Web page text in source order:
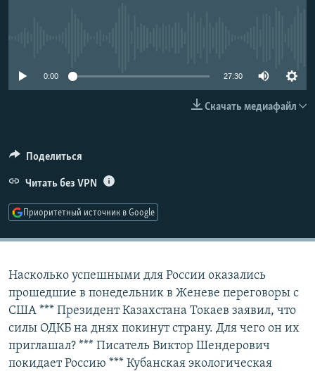
СОЦИАЛЬНЫЕ СЕТИ
0:00 27:30
Скачать медиафайл
Поделиться
Читать без VPN
Приоритетный источник в Google
Насколько успешными для России оказались
прошедшие в понедельник в Женеве переговоры с
США *** Президент Казахстана Токаев заявил, что
силы ОДКБ на днях покинут страну. Для чего он их
приглашал? *** Писатель Виктор Шендерович
покидает Россию *** Кубанская экологическая